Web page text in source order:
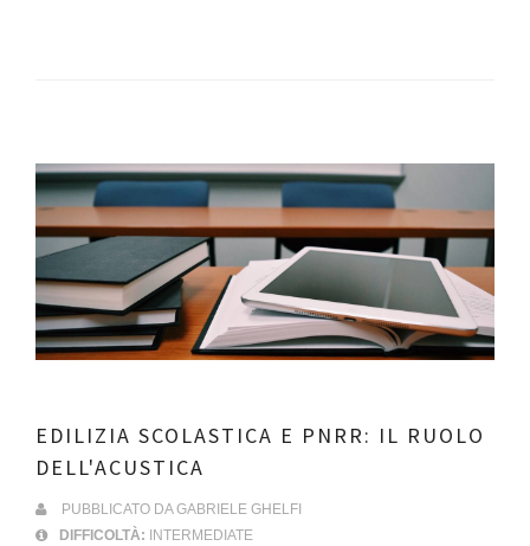
EDILIZIA SCOLASTICA E PNRR: IL RUOLO
DELL'ACUSTICA
PUBBLICATO DAGABRIELE GHELFI
DIFFICOLTÀ: INTERMEDIATE